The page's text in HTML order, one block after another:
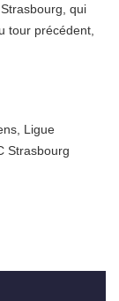
qui
tour précédent,
Ligue
Strasbourg